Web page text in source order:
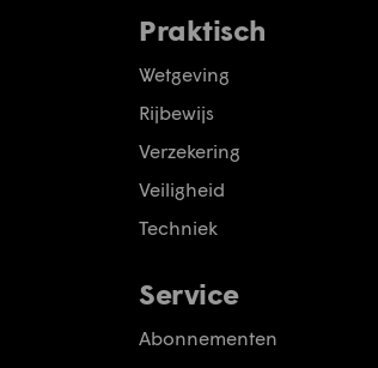
Praktisch
Wetgeving
Rijbewijs
Verzekering
Veiligheid
Techniek
Service
Abonnementen